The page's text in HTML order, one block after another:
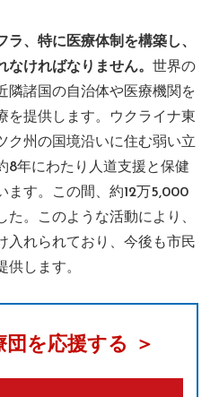
、特に医療体制を構築し、
なければなりません。世界の
隣諸国の自治体や医療機関を
を提供します。ウクライナ東
ク州の国境沿いに住む弱い立
8年にわたり人道支援と保健
ます。この間、約12万5,000
。このような活動により、
入れられており、今後も市民
供します。
団を応援する ＞